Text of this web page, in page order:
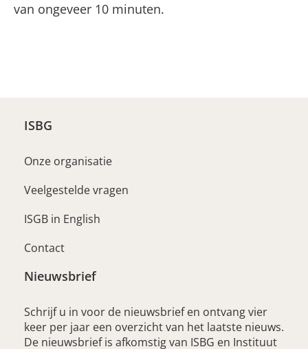
van ongeveer 10 minuten.
ISBG
Onze organisatie
Veelgestelde vragen
ISGB in English
Contact
Nieuwsbrief
Schrijf u in voor de nieuwsbrief en ontvang vier
keer per jaar een overzicht van het laatste nieuws.
De nieuwsbrief is afkomstig van ISBG en Instituut